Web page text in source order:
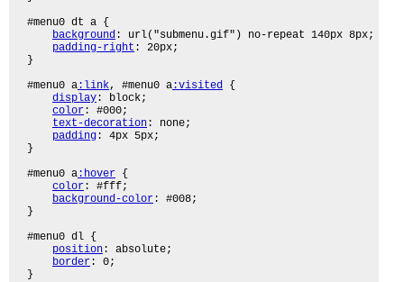
#menu0 dt a {
background : url("submenu.gif") no-repeat 140px 8px;
padding-right : 20px;
}
#menu0 a :link, #menu0 a :visited {
display : block;
color : #000;
text-decoration : none;
padding : 4px 5px;
}
#menu0 a :hover {
color : #fff;
background-color : #008;
}
#menu0 dl {
position : absolute;
border : 0;
}